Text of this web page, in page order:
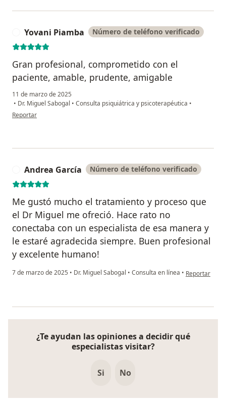
Yovani Piamba Número de teléfono verificado
Gran profesional, comprometido con el
paciente, amable, prudente, amigable
11 de marzo de 2025
• Dr. Miguel Sabogal • Consulta psiquiátrica y psicoterapéutica •
en opinión del usuario Yovani Piamba
Reportar
Andrea García Número de teléfono verificado
Me gustó mucho el tratamiento y proceso que
el Dr Miguel me ofreció. Hace rato no
conectaba con un especialista de esa manera y
le estaré agradecida siempre. Buen profesional
y excelente humano!
7 de marzo de 2025 • Dr. Miguel Sabogal • Consulta en línea • en opinión
Reportar
¿Te ayudan las opiniones a decidir qué
especialistas visitar?
Si No